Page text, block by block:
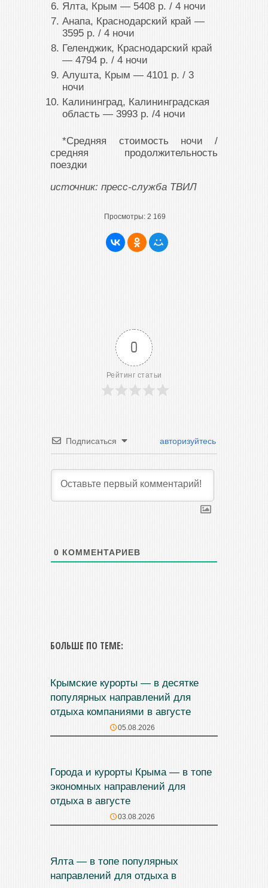
Ялта, Крым ― 5408 р. / 4 ночи
Анапа, Краснодарский край ―
3595 р. / 4 ночи
Геленджик, Краснодарский край
― 4794 р. / 4 ночи
Алушта, Крым ― 4101 р. / 3
ночи
Калининград, Калининградская
область ― 3993 р. /4 ночи
*Средняя стоимость ночи /
средняя продолжительность
поездки
источник: пресс-служба ТВИЛ
Просмотры: 2 169
0
Рейтинг статьи
Подписаться авторизуйтесь
0 КОММЕНТАРИЕВ
БОЛЬШЕ ПО ТЕМЕ:
Крымские курорты — в десятке
популярных направлений для
отдыха компаниями в августе
05.08.2026
Города и курорты Крыма — в топе
экономных направлений для
отдыха в августе
03.08.2026
Ялта — в топе популярных
направлений для отдыха в